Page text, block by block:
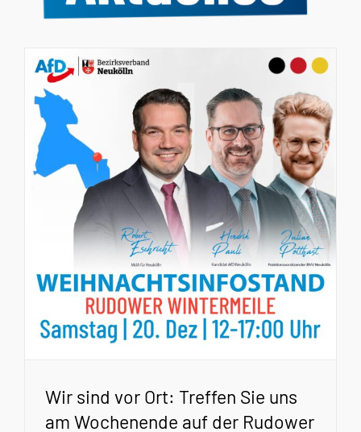
Wir sind vor Ort: Treffen Sie uns
am Wochenende auf der Rudower